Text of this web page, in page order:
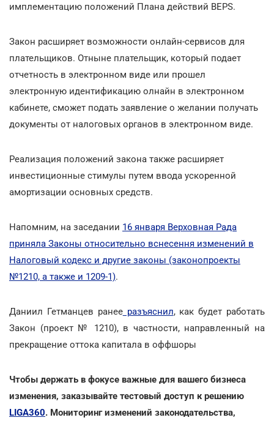
имплементацию положений Плана действий BEPS.
Закон расширяет возможности онлайн-сервисов для
плательщиков. Отныне плательщик, который подает
отчетность в электронном виде или прошел
электронную идентификацию олнайн в электронном
кабинете, сможет подать заявление о желании получать
документы от налоговых органов в электронном виде.
Реализация положений закона также расширяет
инвестиционные стимулы путем ввода ускоренной
амортизации основных средств.
Напомним, на заседании 16 января Верховная Рада
приняла Законы относительно вснесення изменений в
Налоговый кодекс и другие законы (законопроекты
№1210, а также и 1209-1).
Даниил Гетманцев ранееразъяснил, как будет работать
Закон (проект № 1210), в частности, направленный на
прекращение оттока капитала в оффшоры
Чтобы держать в фокусе важные для вашего бизнеса
изменения, заказывайте тестовый доступ к решению
LIGA360. Мониторинг изменений законодательства,